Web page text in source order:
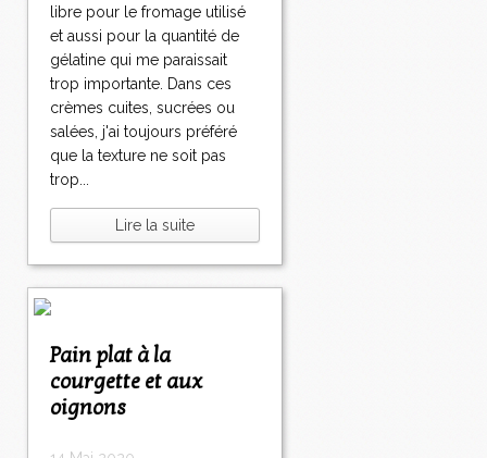
libre pour le fromage utilisé
et aussi pour la quantité de
gélatine qui me paraissait
trop importante. Dans ces
crèmes cuites, sucrées ou
salées, j'ai toujours préféré
que la texture ne soit pas
trop...
Lire la suite
Pain plat à la
courgette et aux
oignons